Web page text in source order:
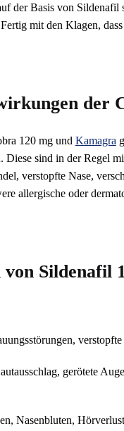
der Basis von
mit den Klagen,
der
120 mg und Kamagra
Diese sind in der Regel
verstopfte Nase,
allergische oder
Sildenafil
gerötete
Nasenbluten,